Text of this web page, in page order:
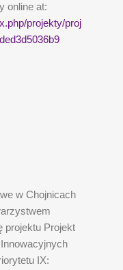
online at:
projekty/proj
w Chojnicach
projektu Projekt
IX: